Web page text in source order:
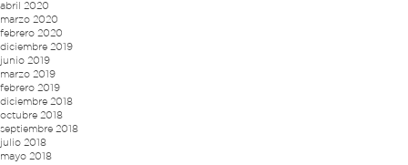
abril 2020
marzo 2020
febrero 2020
diciembre 2019
junio 2019
marzo 2019
febrero 2019
diciembre 2018
octubre 2018
septiembre 2018
julio 2018
mayo 2018